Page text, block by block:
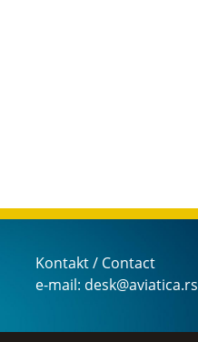
Kontakt / Contact
e-mail: desk@aviatica.rs